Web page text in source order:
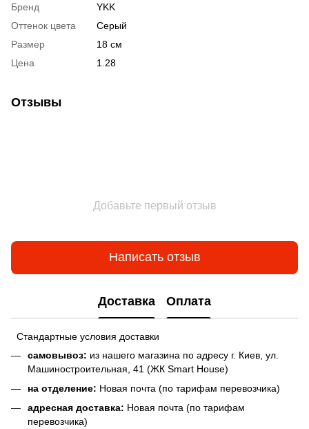
Бренд
YKK
Оттенок цвета
Серый
Размер
18 см
Цена
1.28
Отзывы
Добавьте первый отзыв
Написать отзыв
Доставка Оплата
Стандартные условия доставки
самовывоз: из нашего магазина по адресу г. Киев, ул.
Машиностроительная, 41 (ЖК Smart House)
на отделение: Новая почта (по тарифам перевозчика)
адресная доставка: Новая почта (по тарифам
перевозчика)